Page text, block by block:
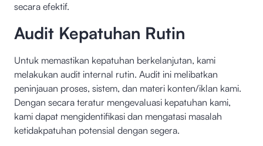
secara efektif.
Audit Kepatuhan Rutin
Untuk memastikan kepatuhan berkelanjutan, kami
melakukan audit internal rutin. Audit ini melibatkan
peninjauan proses, sistem, dan materi konten/iklan kami.
Dengan secara teratur mengevaluasi kepatuhan kami,
kami dapat mengidentifikasi dan mengatasi masalah
ketidakpatuhan potensial dengan segera.